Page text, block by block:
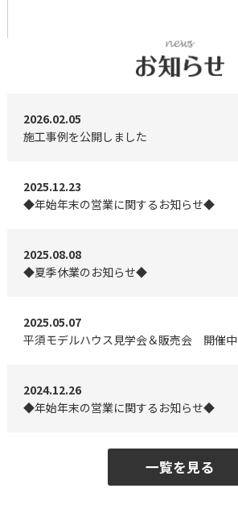
2026.02.05
施工事例を公開しました
2025.12.23
◆年始年末の営業に関するお知らせ◆
2025.08.08
◆夏季休業のお知らせ◆
2025.05.07
平須モデルハウス見学会＆販売会 開催中
2024.12.26
◆年始年末の営業に関するお知らせ◆
一覧を見る